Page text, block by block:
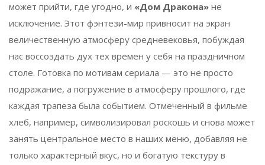
может прийти, где угодно, и «Дом Дракона» не
исключение. Этот фэнтези-мир привносит на экран
величественную атмосферу средневековья, побуждая
нас воссоздать дух тех времен у себя на праздничном
столе. Готовка по мотивам сериала — это не просто
подражание, а погружение в атмосферу прошлого, где
каждая трапеза была событием. Отмеченный в фильме
хлеб, например, символизировал роскошь и снова может
занять центральное место в наших меню, добавляя не
только характерный вкус, но и богатую текстуру в